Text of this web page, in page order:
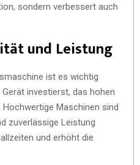
sondern verbessert auch
und Leistung
ist es wichtig
investierst, das hohen
Maschinen sind
zuverlässige Leistung
und erhöht die